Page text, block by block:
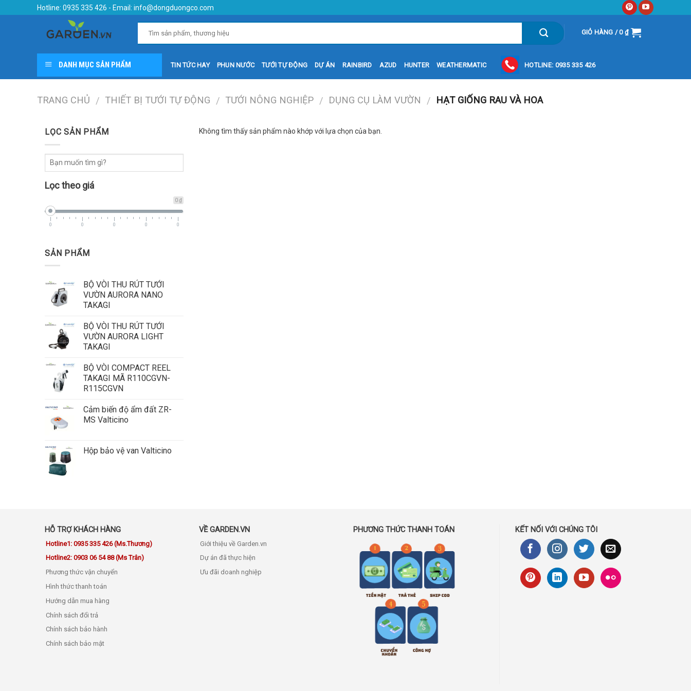
Hotline: 0935 335 426 - Email: info@dongduongco.com
GIỎ HÀNG /0 ₫
DANH MỤC SẢN PHẨM TIN TỨC HAY PHUN NƯỚC TƯỚI TỰ ĐỘNG DỰ ÁN RAINBIRD AZUD HUNTER WEATHERMATIC HOTLINE: 0935 335 426
TRANG CHỦ / THIẾT BỊ TƯỚI TỰ ĐỘNG / TƯỚI NÔNG NGHIỆP / DỤNG CỤ LÀM VƯỜN / HẠT GIỐNG RAU VÀ HOA
LỌC SẢN PHẨM
Lọc theo giá
0 ₫
0 0 0 0 0
SẢN PHẨM
BỘ VÒI THU RÚT TƯỚI
VƯỜN AURORA NANO
TAKAGI
BỘ VÒI THU RÚT TƯỚI
VƯỜN AURORA LIGHT
TAKAGI
BỘ VÒI COMPACT REEL
TAKAGI MÃ R110CGVN-
R115CGVN
Cảm biến độ ẩm đất ZR-
MS Valticino
Hộp bảo vệ van Valticino
Không tìm thấy sản phẩm nào khớp với lựa chọn của bạn.
HỖ TRỢ KHÁCH HÀNG
Hotline1: 0935 335 426 (Ms.Thương)
Hotline2: 0903 06 54 88 (Ms Trân)
Phương thức vận chuyển
Hình thức thanh toán
Hướng dẫn mua hàng
Chính sách đổi trả
Chính sách bảo hành
Chính sách bảo mật
VỀ GARDEN.VN
Giới thiệu về Garden.vn
Dự án đã thực hiện
Ưu đãi doanh nghiệp
PHƯƠNG THỨC THANH TOÁN KẾT NỐI VỚI CHÚNG TÔI